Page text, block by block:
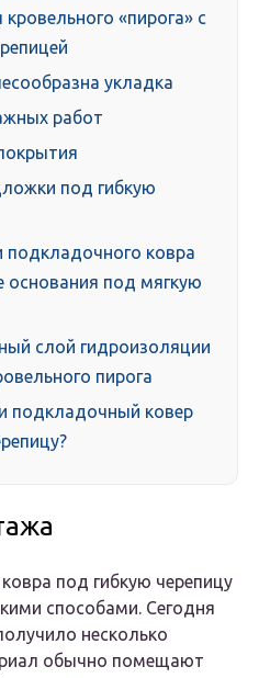
«пирога» с
укладка
работ
под гибкую
подкладочного ковра
основания под мягкую
слой гидроизоляции
пирога
подкладочный ковер
под гибкую черепицу
способами. Сегодня
несколько
обычно помещают